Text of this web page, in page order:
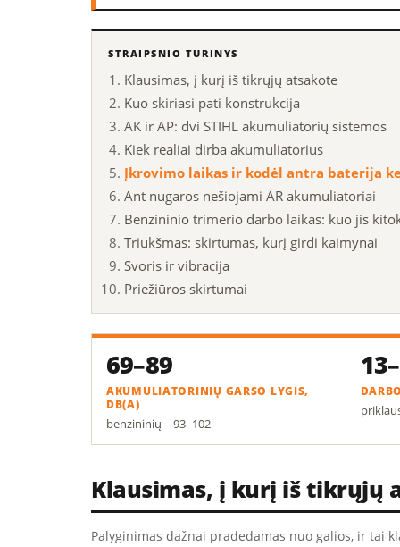
STRAIPSNIO TURINYS
Klausimas, į kurį iš tikrųjų atsakote
Kuo skiriasi pati konstrukcija
AK ir AP: dvi STIHL akumuliatorių sistemos
Kiek realiai dirba akumuliatorius
Įkrovimo laikas ir kodėl antra baterija
Ant nugaros nešiojami AR akumuliatoriai
Benzininio trimerio darbo laikas: kuo jis
Triukšmas: skirtumas, kurį girdi kaimynai
Svoris ir vibracija
Priežiūros skirtumai
69–89
AKUMULIATORINIŲ GARSO LYGIS,
DB(A)
benzininių – 93–102
Klausimas, į kurį iš tikrųjų
Palyginimas dažnai pradedamas nuo galios, ir tai